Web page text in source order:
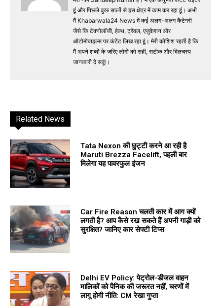
हूं और पिछले कुछ सालों से इस क्षेत्र में काम कर रहा हूं। अभी
मैं Khabarwala24 News में कई अलग-अलग कैटेगरी
जैसे कि टेक्नोलॉजी, हेल्थ, ट्रैवल, एजुकेशन और
ऑटोमोबाइल्स पर कंटेंट लिख रहा हूं। मेरी कोशिश रहती है कि
मैं अपने शब्दों के ज़रिए लोगों को सही, सटीक और दिलचस्प
जानकारी दे सकूं।
Related News
Tata Nexon की छुट्टी करने आ रही है
Maruti Brezza Facelift, पहली बार
मिलेगा यह पावरफुल इंजन
Car Fire Reason चलती कार में आग क्यों
लगती है? आप कैसे रख सकते हैं अपनी गाड़ी को
सुरक्षित? जानिए कार सेफ्टी टिप्स
Delhi EV Policy: पेट्रोल-डीजल वाहन
मालिकों को पैनिक की जरूरत नहीं, चरणों में
लागू होगी नीति: CM रेखा गुप्ता